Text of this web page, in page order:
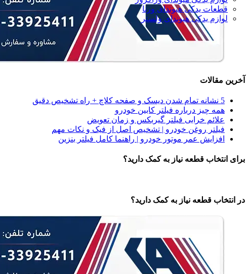
قطعات یدکی هیوندای ورنا
لوازم یدکی هیوندای ولستر
آخرین مقالات
5 نشانه‌ تمام شدن دیسک و صفحه کلاچ + راه تشخیص دقیق
همه‌ چیز درباره فیلتر کابین خودرو
علائم خرابی فیلتر گیربکس و زمان تعویض
فیلتر روغن خودرو | تشخیص اصل از فیک و نکات مهم
افزایش عمر موتور خودرو | راهنما کامل فیلتر بنزین
برای انتخاب قطعه نیاز به کمک دارید؟
در انتخاب قطعه نیاز به کمک دارید؟